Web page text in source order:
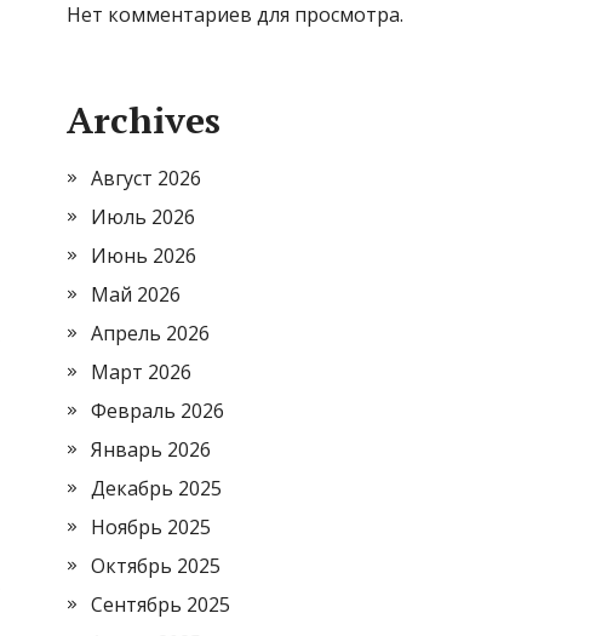
Нет комментариев для просмотра.
Archives
Август 2026
Июль 2026
Июнь 2026
Май 2026
Апрель 2026
Март 2026
Февраль 2026
Январь 2026
Декабрь 2025
Ноябрь 2025
Октябрь 2025
Сентябрь 2025